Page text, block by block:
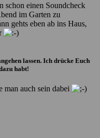
schon einen Soundcheck
im Garten zu
gehts eben ab ins Haus,
lassen. Ich drücke Euch
habt!
man auch sein dabei